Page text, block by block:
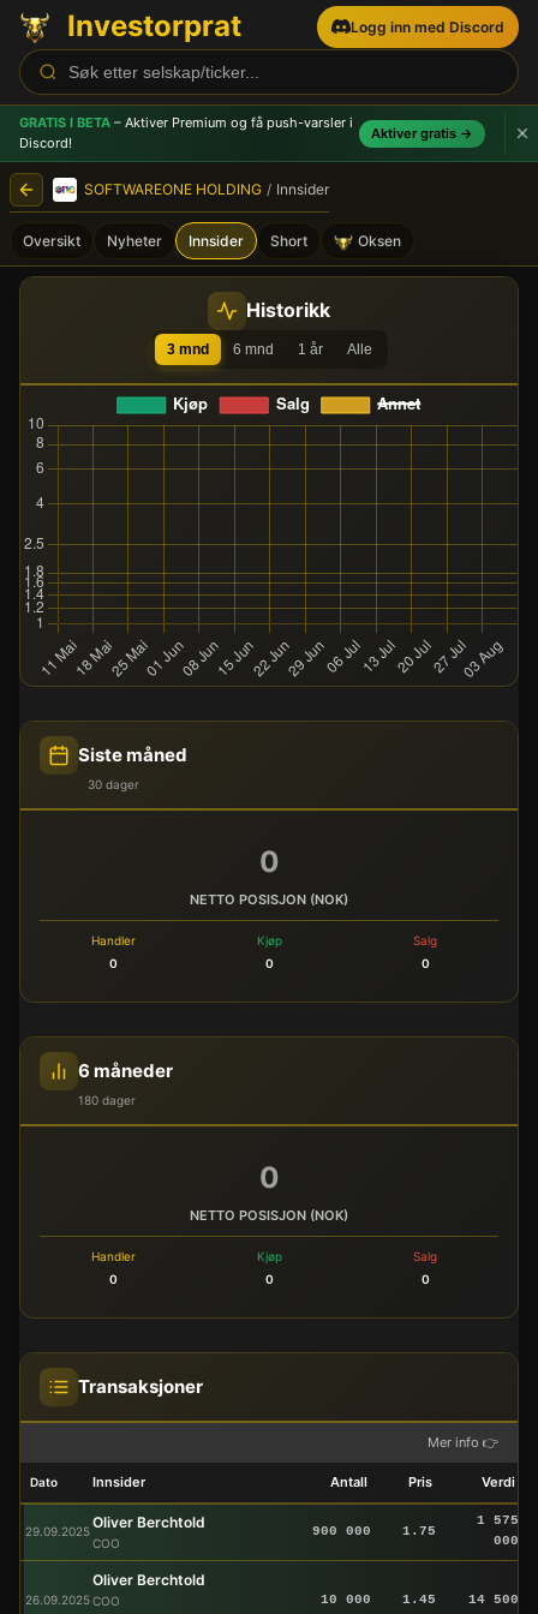
Investorprat Logg inn med Discord
GRATIS I BETA – Aktiver Premium og få push-varsler i
Discord!
Aktiver gratis →
SOFTWAREONE HOLDING / Innsider
Oversikt Nyheter Innsider Short Oksen
SOFTWAREONE
Siste måned
30 dager
0
NETTO POSISJON (NOK)
Handler
0
Kjøp
0
Salg
0
6 måneder
180 dager
0
NETTO POSISJON (NOK)
Handler
0
Kjøp
0
Salg
0
Historikk
3 mnd 6 mnd 1 år Alle
Transaksjoner
Mer info 👉
Dato Innsider Antall Pris Verdi
29.09.2025Oliver Berchtold
COO
900 000 1.75
1 575
000
26.09.2025
Oliver Berchtold
COO
10 000 1.45 14 500